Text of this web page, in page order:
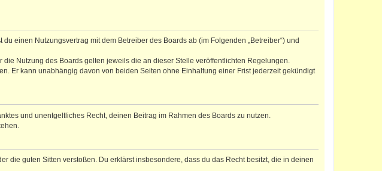
einen Nutzungsvertrag mit dem Betreiber des Boards ab (im Folgenden „Betreiber“) und
Nutzung des Boards gelten jeweils die an dieser Stelle veröffentlichten Regelungen.
Er kann unabhängig davon von beiden Seiten ohne Einhaltung einer Frist jederzeit gekündigt
und unentgeltliches Recht, deinen Beitrag im Rahmen des Boards zu nutzen.
die guten Sitten verstoßen. Du erklärst insbesondere, dass du das Recht besitzt, die in deinen